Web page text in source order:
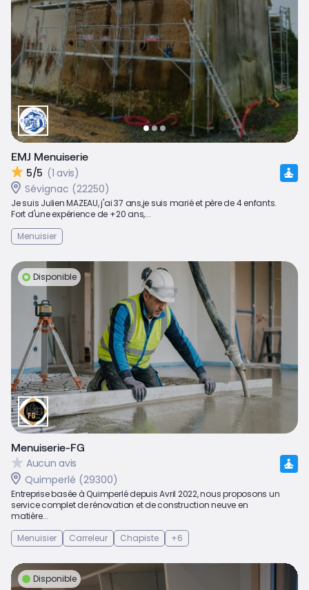
EMJ Menuiserie
5/5 (1 avis)
Sévignac (22250)
Je suis Julien MAZEAU, j'ai 37 ans,je suis marié et père de 4 enfants.
Fort d'une expérience de +20 ans,...
Menuisier
Disponible
Menuiserie-FG
Aucun avis
Quimperlé (29300)
Entreprise basée à Quimperlé depuis Avril 2022, nous proposons un
service complet de rénovation et de construction neuve en
matière...
Menuisier
Carreleur Chapiste +6
Disponible